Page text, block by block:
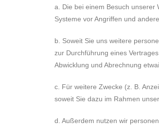
a. Die bei einem Besuch unserer
Systeme vor Angriffen und
b. Soweit Sie uns weitere
zur Durchführung eines
Abwicklung und Abrechnung
c. Für weitere Zwecke (z. B.
soweit Sie dazu im Rahmen
d. Außerdem nutzen wir